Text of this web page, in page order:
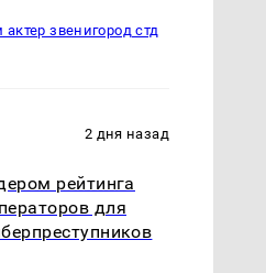
звенигород стд
2 дня назад
рейтинга
для